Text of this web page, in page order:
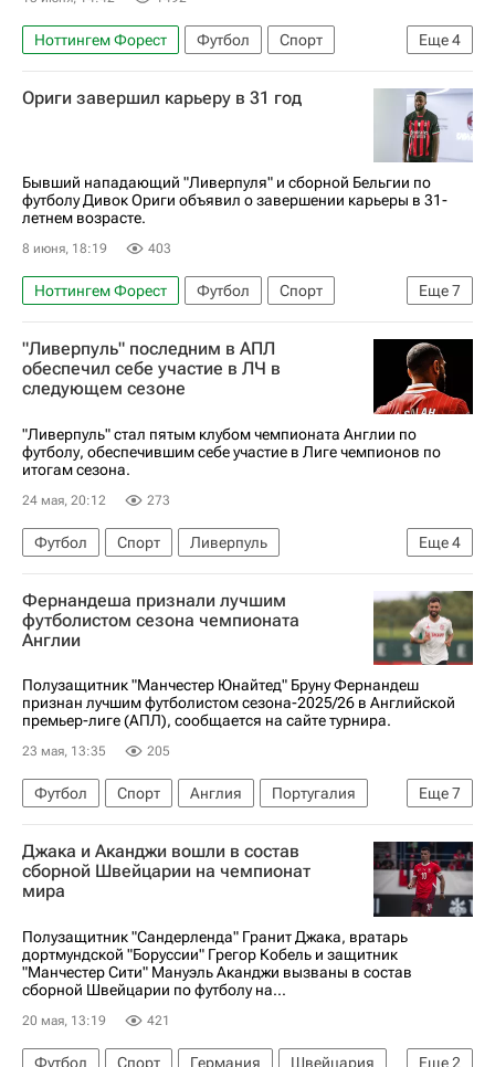
Еще4
Ноттингем Форест Футбол
Спорт
Тунис (страна)
Ренн
ЧМ по футболу 2026
Сабри Лямуши
Ориги завершил карьеру в 31 год
Бывший нападающий "Ливерпуля" и сборной Бельгии по
футболу Дивок Ориги объявил о завершении карьеры в 31-
летнем возрасте.
8 июня, 18:19 403
Еще7
Ноттингем Форест Футбол
Спорт
Бельгия
Англия Россия
Дивок Ориги
Ливерпуль
Лига чемпионов УЕФА 2026-2027
Милан
"Ливерпуль" последним в АПЛ
обеспечил себе участие в ЛЧ в
следующем сезоне
"Ливерпуль" стал пятым клубом чемпионата Англии по
футболу, обеспечившим себе участие в Лиге чемпионов по
итогам сезона.
24 мая, 20:12 273
Еще4
Футбол Спорт
Ливерпуль
Арсенал (Лондон)
Манчестер Сити
Лига чемпионов УЕФА 2026-2027
АПЛ 2026-2027 (Чемпионат Англии по футболу)
Фернандеша признали лучшим
футболистом сезона чемпионата
Англии
Полузащитник "Манчестер Юнайтед" Бруну Фернандеш
признан лучшим футболистом сезона-2025/26 в Английской
премьер-лиге (АПЛ), сообщается на сайте турнира.
23 мая, 13:35 205
Еще7
Футбол Спорт Англия
Португалия
АПЛ 2026-2027 (Чемпионат Англии по футболу)
Бруну Фернандеш
Эрлинг Холанд
Габриэл Магальяйнс
Манчестер Сити
Арсенал (Лондон)
Джака и Аканджи вошли в состав
сборной Швейцарии на чемпионат
мира
Полузащитник "Сандерленда" Гранит Джака, вратарь
дортмундской "Боруссии" Грегор Кобель и защитник
"Манчестер Сити" Мануэль Аканджи вызваны в состав
сборной Швейцарии по футболу на...
20 мая, 13:19 421
Еще2
Футбол Спорт Германия Швейцария